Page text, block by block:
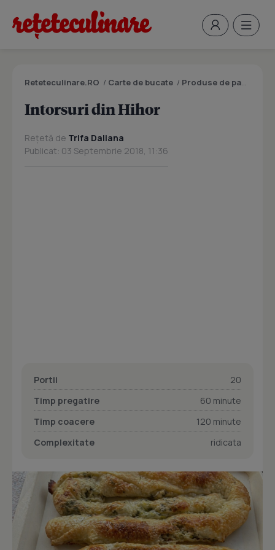
Reteteculinare.RO / Carte de bucate / Produse de panificatie si patiserie
Intorsuri din Hihor
Rețetă de Trifa Daliana
Publicat: 03 Septembrie 2018, 11:36
Portii
20
Timp pregatire
60 minute
Timp coacere
120 minute
Complexitate
ridicata